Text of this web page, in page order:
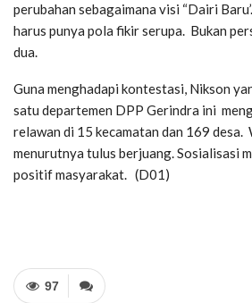
perubahan sebagaimana visi “Dairi
harus punya pola fikir serupa. Bukan
dua.
Guna menghadapi kontestasi, Nikson
satu departemen DPP Gerindra ini
relawan di 15 kecamatan dan 169 desa.
menurutnya tulus berjuang. Sosialisasi
positif masyarakat. (D01)
97